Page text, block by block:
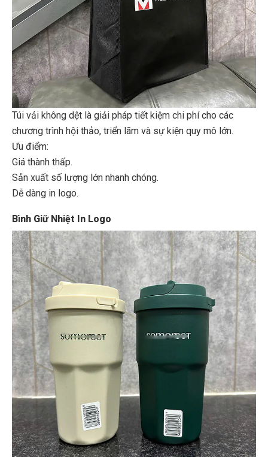
Túi vải không dệt là giải pháp tiết kiệm chi phí cho các
chương trình hội thảo, triển lãm và sự kiện quy mô lớn.
Ưu điểm:
Giá thành thấp.
Sản xuất số lượng lớn nhanh chóng.
Dễ dàng in logo.
Bình Giữ Nhiệt In Logo